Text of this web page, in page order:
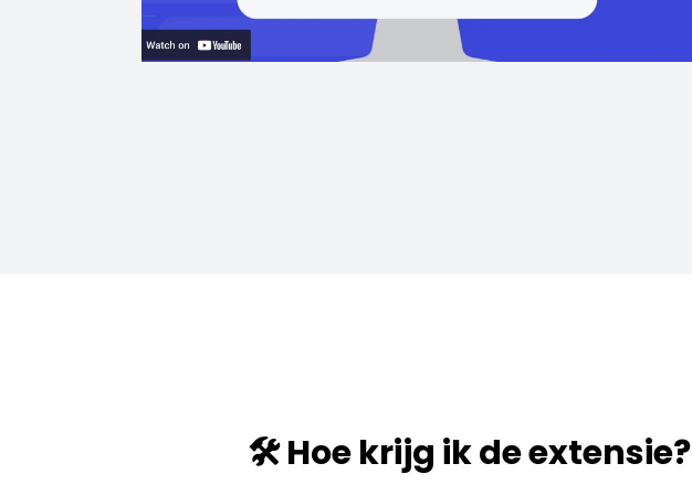
🛠️ Hoe krijg ik de extensie?